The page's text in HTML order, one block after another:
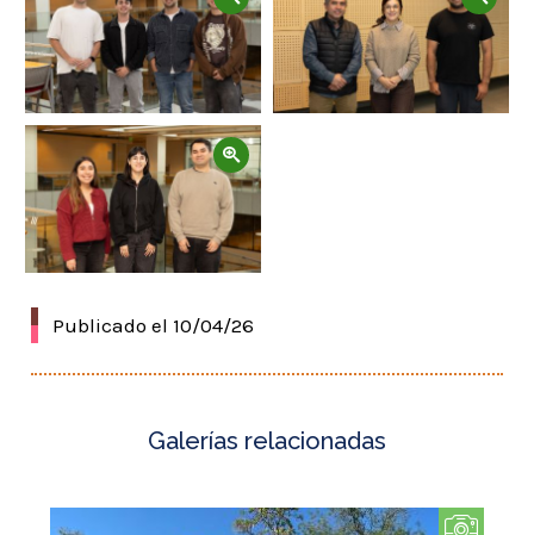
Zoom
Publicado el 10/04/26